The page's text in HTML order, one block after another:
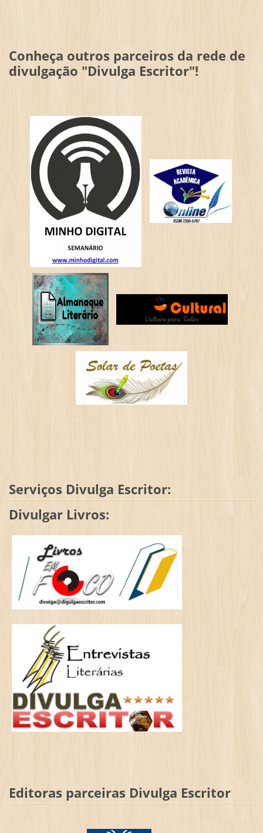
Conheça outros parceiros da rede de
divulgação "Divulga Escritor"!
Serviços Divulga Escritor:
Divulgar Livros:
Editoras parceiras Divulga Escritor